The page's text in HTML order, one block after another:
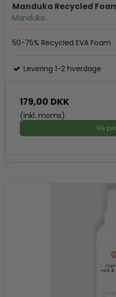
Manduka Recycled
Manduka
50-75% Recycled EVA Foam
Levering 1-2 hverdage
179,00 DKK
(inkl. moms)
Vis